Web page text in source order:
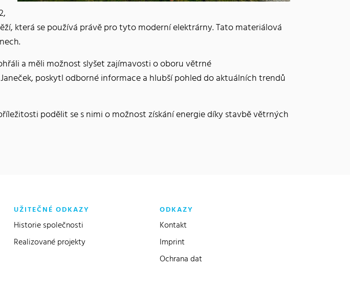
která se používá právě pro tyto moderní elektrárny. Tato materiálová
a měli možnost slyšet zajímavosti o oboru větrné
poskytl odborné informace a hlubší pohled do aktuálních trendů
podělit se s nimi o možnost získání energie díky stavbě větrných
UŽITEČNÉ ODKAZY
Historie společnosti
Realizované projekty
ODKAZY
Kontakt
Imprint
Ochrana dat